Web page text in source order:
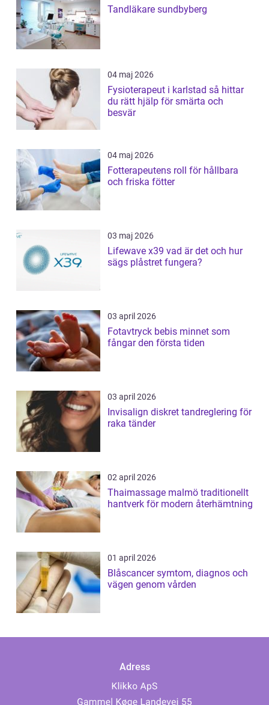
Tandläkare sundbyberg
04 maj 2026
Fysioterapeut i karlstad så hittar
du rätt hjälp för smärta och
besvär
04 maj 2026
Fotterapeutens roll för hållbara
och friska fötter
03 maj 2026
Lifewave x39 vad är det och hur
sägs plåstret fungera?
03 april 2026
Fotavtryck bebis minnet som
fångar den första tiden
03 april 2026
Invisalign diskret tandreglering för
raka tänder
02 april 2026
Thaimassage malmö traditionellt
hantverk för modern återhämtning
01 april 2026
Blåscancer symtom, diagnos och
vägen genom vården
Adress